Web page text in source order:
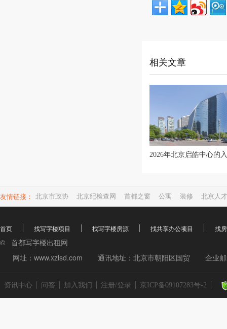
相关文章
友情链接： 北京市政协 北京纪检查网 首都之窗 公寓 装修 北京人
首页 找写字楼项目 找写字楼房源 找共享办公项目 找
© 首都写字楼出租网
网址：www.xzlsd.com
通讯地址：北京市朝阳区国贸 企业
资讯中心 问答 加入我们 注册/登录 京ICP备09107283号-2